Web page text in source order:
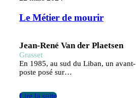
Le Métier de mourir
Jean-René Van der Plaetsen
Grasset
En 1985, au sud du Liban, un avant-
poste posé sur…
Lire la suite